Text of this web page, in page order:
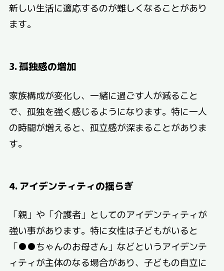
新しい生活に適応するのが難しくなることがあり
ます。
3. 孤独感の増加
家族構成が変化し、一緒に過ごす人が減ること
で、孤独を強く感じるようになります。特に一人
の時間が増えると、孤立感が深まることがありま
す。
4. アイデンティティの揺らぎ
「親」や「介護者」としてのアイデンティティが
強い事があります。特に女性は子どもがいると
「●●ちゃんのお母さん」などというアイデンテ
ィティが主体のなる場合があり、子どもの自立に